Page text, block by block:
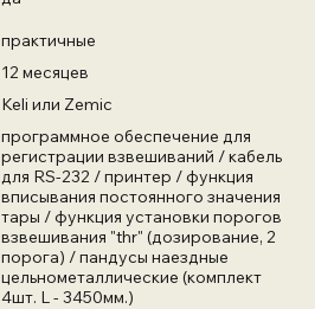
практичные
12 месяцев
Keli или Zemic
программное обеспечение для
регистрации взвешиваний / кабель
для RS-232 / принтер / функция
вписывания постоянного значения
тары / функция установки порогов
взвешивания "thr" (дозирование, 2
порога) / пандусы наездные
цельнометаллические (комплект
4шт. L - 3450мм.)